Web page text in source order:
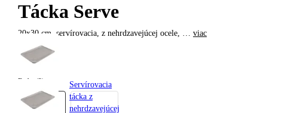
Tácka Serve
20x30 cm, servírovacia, z nehrdzavejúcej ocele, … viac
15,20 €
Farba (2)
Servírovacia
tácka z
nehrdzavejúcej